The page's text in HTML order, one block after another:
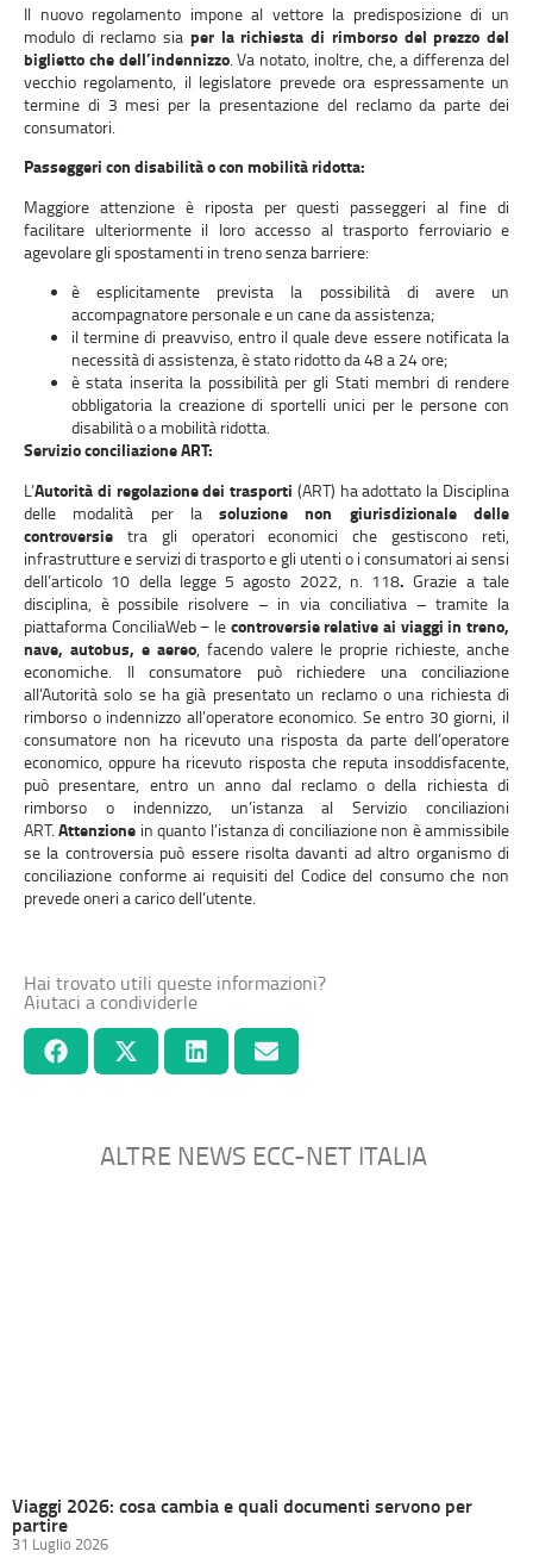
Il nuovo regolamento impone al vettore la predisposizione di un
modulo di reclamo sia per la richiesta di rimborso del prezzo del
biglietto che dell’indennizzo. Va notato, inoltre, che, a differenza del
vecchio regolamento, il legislatore prevede ora espressamente un
termine di 3 mesi per la presentazione del reclamo da parte dei
consumatori.
Passeggeri con disabilità o con mobilità ridotta:
Maggiore attenzione è riposta per questi passeggeri al fine di
facilitare ulteriormente il loro accesso al trasporto ferroviario e
agevolare gli spostamenti in treno senza barriere:
è esplicitamente prevista la possibilità di avere un
accompagnatore personale e un cane da assistenza;
il termine di preavviso, entro il quale deve essere notificata la
necessità di assistenza, è stato ridotto da 48 a 24 ore;
è stata inserita la possibilità per gli Stati membri di rendere
obbligatoria la creazione di sportelli unici per le persone con
disabilità o a mobilità ridotta.
Servizio conciliazione ART:
L’Autorità di regolazione dei trasporti (ART) ha adottato la Disciplina
delle modalità per lasoluzione non giurisdizionale delle
controversie tra gli operatori economici che gestiscono reti,
infrastrutture e servizi di trasporto e gli utenti o i consumatori ai sensi
dell’articolo 10 della legge 5 agosto 2022, n. 118.Grazie a tale
disciplina, è possibile risolvere – in via conciliativa – tramite la
piattaforma ConciliaWeb − le controversie relative ai viaggi in treno,
nave, autobus, e aereo , facendo valere le proprie richieste, anche
economiche. Il consumatore può richiedere una conciliazione
all’Autorità solo se ha già presentato un reclamo o una richiesta di
rimborso o indennizzo all’operatore economico. Se entro 30 giorni, il
consumatore non ha ricevuto una risposta da parte dell’operatore
economico, oppure ha ricevuto risposta che reputa insoddisfacente,
può presentare, entro un anno dal reclamo o della richiesta di
rimborso o indennizzo, un’istanza al Servizio conciliazioni
ART.Attenzione in quanto l’istanza di conciliazione non è ammissibile
se la controversia può essere risolta davanti ad altro organismo di
conciliazione conforme ai requisiti del Codice del consumo che non
prevede oneri a carico dell’utente.
Hai trovato utili queste informazioni?
Aiutaci a condividerle
ALTRE NEWS ECC-NET ITALIA
Viaggi 2026: cosa cambia e quali documenti servono per
partire
31 Luglio 2026